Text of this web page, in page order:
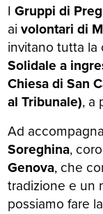
IGruppi di
aivolontari di
invitano tutta
Solidale a
Chiesa di San
al Tribunale), a
Ad
Soreghina,
Genova, che
tradizione e un
possiamo fare